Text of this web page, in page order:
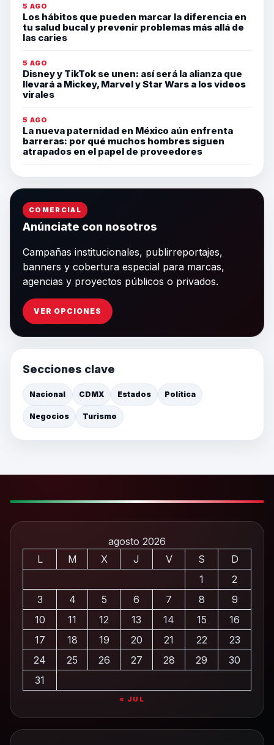
5 AGO
Los hábitos que pueden marcar la diferencia en
tu salud bucal y prevenir problemas más allá de
las caries
5 AGO
Disney y TikTok se unen: así será la alianza que
llevará a Mickey, Marvel y Star Wars a los videos
virales
5 AGO
La nueva paternidad en México aún enfrenta
barreras: por qué muchos hombres siguen
atrapados en el papel de proveedores
COMERCIAL
Anúnciate con nosotros
Campañas institucionales, publirreportajes,
banners y cobertura especial para marcas,
agencias y proyectos públicos o privados.
VER OPCIONES
Secciones clave
Nacional CDMX Estados Política
Negocios Turismo
agosto 2026
L
M X J V S
D
1
2
3
4 5 6 7 8
9
10
11 12 13 14 15
16
17
18 19 20 21 22
23
24
25 26 27 28 29
30
31
« JUL